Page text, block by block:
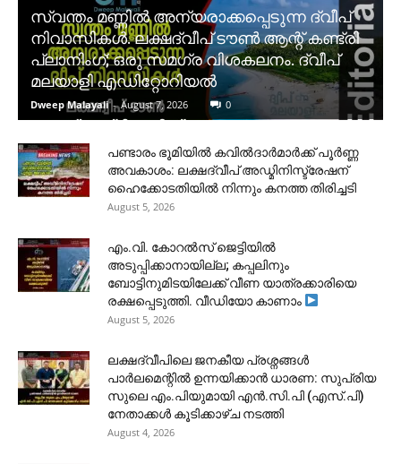
സ്വന്തം മണ്ണിൽ അന്യരാക്കപ്പെടുന്ന ദ്വീപ്
നിവാസികൾ. ലക്ഷദ്വീപ് ടൗൺ ആന്റ് കണ്ട്രി
പ്ലാനിംഗ്; ഒരു സമഗ്ര വിശകലനം. ദ്വീപ്
മലയാളി എഡിറ്റോറിയൽ
Dweep Malayali - August 7, 2026 0
പണ്ടാരം ഭൂമിയിൽ കവിൽദാർമാർക്ക് പൂർണ്ണ
അവകാശം: ലക്ഷദ്വീപ് അഡ്മിനിസ്ട്രേഷന്
ഹൈക്കോടതിയിൽ നിന്നും കനത്ത തിരിച്ചടി
August 5, 2026
​എം.വി. കോറൽസ് ജെട്ടിയിൽ
അടുപ്പിക്കാനായില്ല; കപ്പലിനും
ബോട്ടിനുമിടയിലേക്ക് വീണ യാത്രക്കാരിയെ
രക്ഷപ്പെടുത്തി. വീഡിയോ കാണാം
August 5, 2026
ലക്ഷദ്വീപിലെ ജനകീയ പ്രശ്നങ്ങൾ
പാർലമെന്റിൽ ഉന്നയിക്കാൻ ധാരണ: സുപ്രിയ
സുലെ എം.പിയുമായി എൻ.സി.പി (എസ്.പി)
നേതാക്കൾ കൂടിക്കാഴ്ച നടത്തി
August 4, 2026